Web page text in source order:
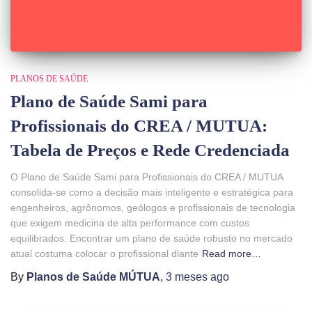
PLANOS DE SAÚDE
Plano de Saúde Sami para
Profissionais do CREA / MUTUA:
Tabela de Preços e Rede Credenciada
O Plano de Saúde Sami para Profissionais do CREA / MUTUA
consolida-se como a decisão mais inteligente e estratégica para
engenheiros, agrônomos, geólogos e profissionais de tecnologia
que exigem medicina de alta performance com custos
equilibrados. Encontrar um plano de saúde robusto no mercado
atual costuma colocar o profissional diante Read more…
By Planos de Saúde MÚTUA, 3 meses ago